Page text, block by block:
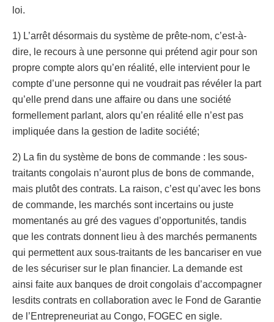
loi.
1) L’arrêt désormais du système de prête-nom, c’est-à-
dire, le recours à une personne qui prétend agir pour son
propre compte alors qu’en réalité, elle intervient pour le
compte d’une personne qui ne voudrait pas révéler la part
qu’elle prend dans une affaire ou dans une société
formellement parlant, alors qu’en réalité elle n’est pas
impliquée dans la gestion de ladite société;
2) La fin du système de bons de commande : les sous-
traitants congolais n’auront plus de bons de commande,
mais plutôt des contrats. La raison, c’est qu’avec les bons
de commande, les marchés sont incertains ou juste
momentanés au gré des vagues d’opportunités, tandis
que les contrats donnent lieu à des marchés permanents
qui permettent aux sous-traitants de les bancariser en vue
de les sécuriser sur le plan financier. La demande est
ainsi faite aux banques de droit congolais d’accompagner
lesdits contrats en collaboration avec le Fond de Garantie
de l’Entrepreneuriat au Congo, FOGEC en sigle.